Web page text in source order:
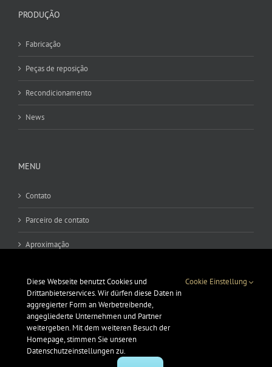
PRODUÇÃO
Fabricação
Peças de reposição
Recondicionamento
News
MENU
Contato
Parceiro de contato
Aproximação
Cunho
Política de Privacidade
Diese Webseite benutzt Cookies und
Drittanbieterservices. Wir dürfen diese Daten in
aggregierter Form an Werbetreibende,
angegliederte Unternehmen und Partner
weitergeben. Mit dem weiteren Besuch der
Homepage, stimmen Sie unseren
Datenschutzeinstellungen zu.
Cookie Einstellung